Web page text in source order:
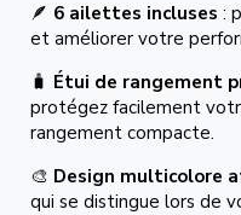
🪶 6 ailettes incluses :
et améliorer votre
🧳 Étui de rangement
protégez facilement
rangement compacte.
🎨 Design multicolore
qui se distingue lors de